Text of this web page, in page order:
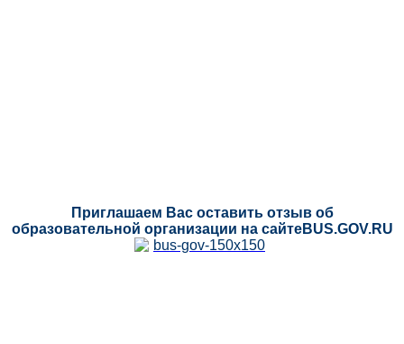
Приглашаем Вас оставить отзыв об
образовательной организации на сайтеBUS.GOV.RU